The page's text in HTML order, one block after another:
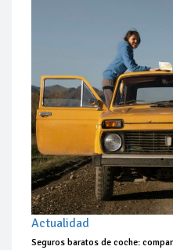
Actualidad
Seguros baratos de coche: